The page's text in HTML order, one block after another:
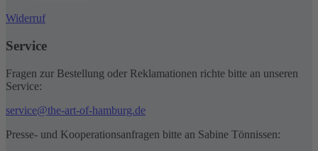
Widerruf
Service
Fragen zur Bestellung oder Reklamationen richte bitte an unseren
Service:
service@the-art-of-hamburg.de
Presse- und Kooperationsanfragen bitte an Sabine Tönnissen: